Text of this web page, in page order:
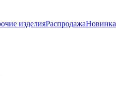
изделияPаспродажаНовинка